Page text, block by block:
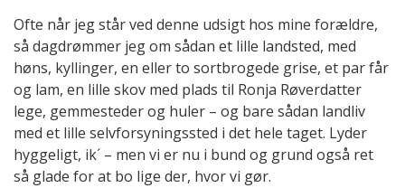
Ofte når jeg står ved denne udsigt hos mine forældre,
så dagdrømmer jeg om sådan et lille landsted, med
høns, kyllinger, en eller to sortbrogede grise, et par får
og lam, en lille skov med plads til Ronja Røverdatter
lege, gemmesteder og huler – og bare sådan landliv
med et lille selvforsyningssted i det hele taget. Lyder
hyggeligt, ik´ – men vi er nu i bund og grund også ret
så glade for at bo lige der, hvor vi gør.